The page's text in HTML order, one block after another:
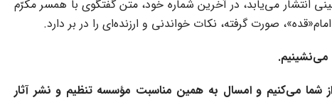
انتشار می‌یابد، در آخرین شماره خود، متن گفتگوی با همسر مکرّم
صورت گرفته، نکات خواندنی و ارزنده‌ای را در بر دارد.
شما می‌کنیم و امسال به همین مناسبت مؤسسه تنظیم و نشر آثار